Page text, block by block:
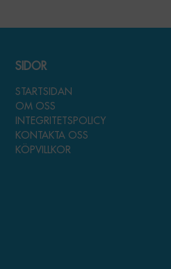
SIDOR
STARTSIDAN
OM OSS
INTEGRITETSPOLICY
KONTAKTA OSS
KÖPVILLKOR